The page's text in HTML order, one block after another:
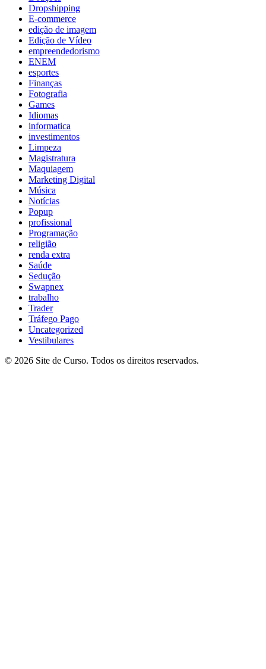
Dropshipping
E-commerce
edição de imagem
Edição de Vídeo
empreendedorismo
ENEM
esportes
Finanças
Fotografia
Games
Idiomas
informatica
investimentos
Limpeza
Magistratura
Maquiagem
Marketing Digital
Música
Notícias
Popup
profissional
Programação
religião
renda extra
Saúde
Sedução
Swapnex
trabalho
Trader
Tráfego Pago
Uncategorized
Vestibulares
© 2026 Site de Curso. Todos os direitos reservados.